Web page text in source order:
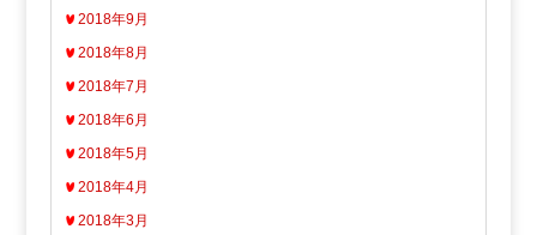
2018年9月
2018年8月
2018年7月
2018年6月
2018年5月
2018年4月
2018年3月